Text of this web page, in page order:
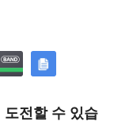
도전할 수 있습